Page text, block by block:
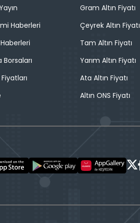
Haberleri
Gram Altın Fiyatı
Çeyrek Altın Fiyatı
Tam Altın Fiyatı
Yarım Altın Fiyatı
Ata Altın Fiyatı
Altın ONS Fiyatı